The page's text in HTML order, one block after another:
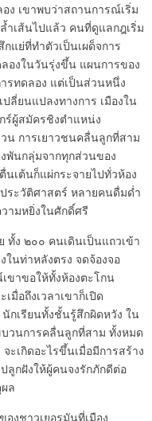
ง เขาพบว่าสถานการณ์เริ่ม
ำเส้นไปแล้ว คนที่ดูแลกฎเริ่ม
แย่ที่ทำตัวเป็นเผด็จการ
องในวันรุ่งขึ้น แผนการของ
รทดลอง แต่เป็นส่วนหนึ่ง
ลี่ยนแปลงทางการ เมืองใน
ร์ผู้สมัครชิงตำแหน่ง
น การเยาวชนคลื่นลูกที่สาม
พันกลุ่มจากทุกส่วนของ
เต้นก็แผ่กระจายไปทั่วห้อง
ระวัติศาสตร์ หลายคนดื่มด่ำ
ามหยิ่งในศักดิ์ศรี
ทั้ง ๒๐๐ คนเดินเป็นแถวเข้า
นท่าหลังตรง จดจ้องจอ
ขาขอให้ทั้งห้องตะโกน
มื่อถึงเวลาเขาก็เปิด
กเรียนทั้งชั้นรู้สึกผิดหวัง ใน
บวนการคลื่นลูกที่สาม ทั้งหมด
ะเกิดอะไรขึ้นเมื่อมีการสร้าง
ลูกฝังให้ผู้คนจงรักภักดีต่อ
ล
งชาวเยอรมันที่เมือง